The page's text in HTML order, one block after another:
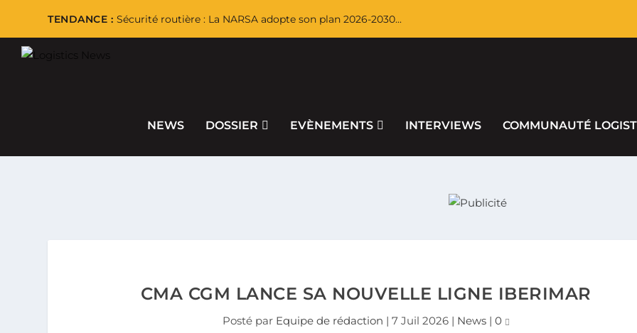
TENDANCE : Sécurité routière : La NARSA adopte son plan 2026-2030...
NEWS DOSSIER EVÈNEMENTS INTERVIEWS COMMUNAUTÉ
CMA CGM LANCE SA NOUVELLE LIGNE IBERIMAR
Posté par Equipe de rédaction | 7 Juil 2026| News| 0